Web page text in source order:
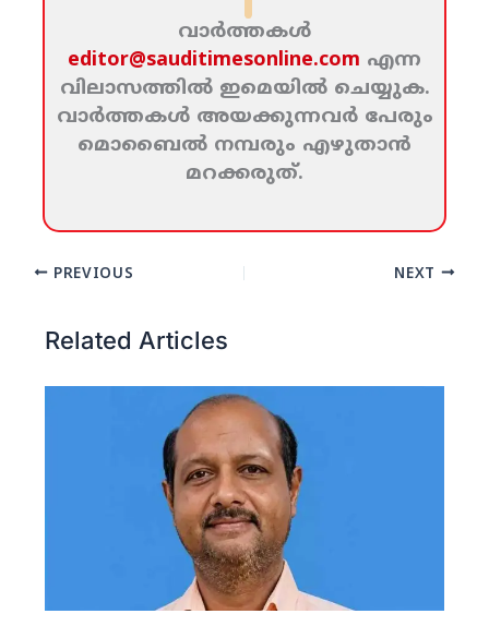
വാര്‍ത്തകള്‍
editor@sauditimesonline.com എന്ന
വിലാസത്തില്‍ ഇമെയില്‍ ചെയ്യുക.
വാര്‍ത്തകള്‍ അയക്കുന്നവര്‍ പേരും
മൊബൈല്‍ നമ്പരും എഴുതാന്‍
മറക്കരുത്‌.
PREVIOUS NEXT
Related Articles